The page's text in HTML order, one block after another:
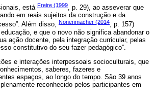
está Freire (1999, p. 29), ao asseverar que
em reais sujeitos da construção e da
Além disso, Nonenmacher (2014, p. 157)
e que o novo não significa abandonar o
ação docente, pela integração curricular, pelas
constitutivo do seu fazer pedagógico”.
e interações interpessoais socioculturais, que
saberes, fazeres e
espaços, ao longo do tempo. São 39 anos
reconhecido pelos participantes em